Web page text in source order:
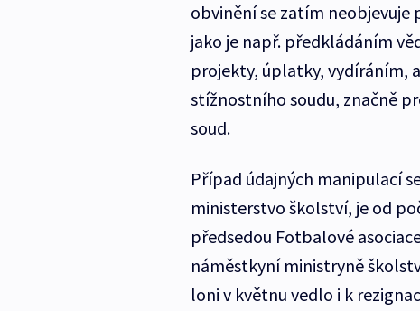
obvinění se zatím
jako je např. předkládáním
projekty, úplatky, vydíráním,
stížnostního soudu, značně
soud.
Případ údajných manipulací
ministerstvo školství, je od
předsedou Fotbalové
náměstkyní ministryně
loni v květnu vedlo i k